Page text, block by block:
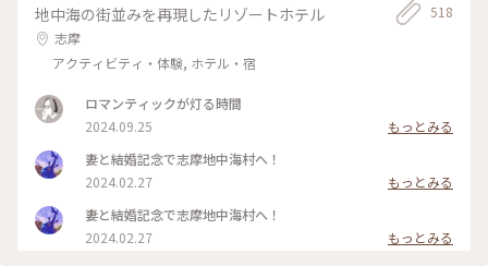
地中海の街並みを再現したリゾートホテル
志摩
アクティビティ・体験, ホテル・宿
518
ロマンティックが灯る時間
2024.09.25
もっとみる
妻と結婚記念で志摩地中海村へ！
2024.02.27
もっとみる
妻と結婚記念で志摩地中海村へ！
2024.02.27
もっとみる